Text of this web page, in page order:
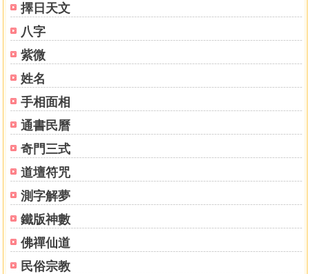
擇日天文
八字
紫微
姓名
手相面相
通書民曆
奇門三式
道壇符咒
測字解夢
鐵版神數
佛禪仙道
民俗宗教